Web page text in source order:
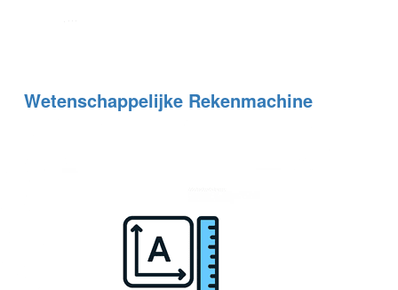
Wetenschappelijke Rekenmachine